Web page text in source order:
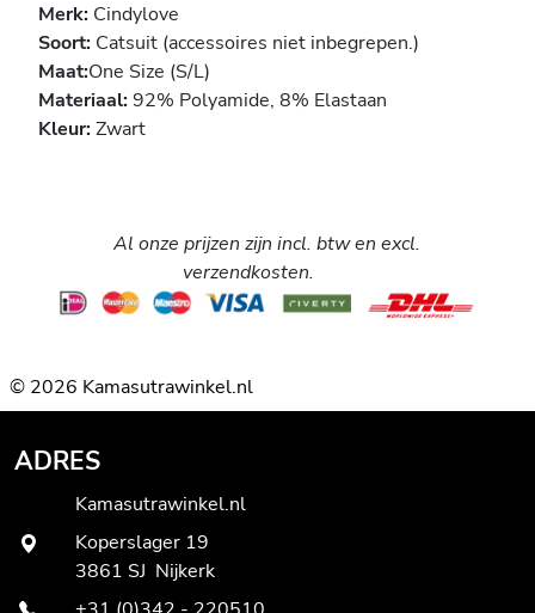
Merk: Cindylove
Soort: Catsuit (accessoires niet inbegrepen.)
Maat:One Size (S/L)
Materiaal:92% Polyamide, 8% Elastaan
Kleur:Zwart
Al onze prijzen zijn incl. btw en excl.
verzendkosten.
© 2026 Kamasutrawinkel.nl
ADRES
Kamasutrawinkel.nl
Koperslager 19
3861 SJ Nijkerk